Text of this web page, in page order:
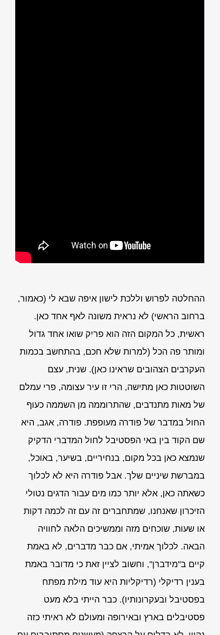
ההחלטה לפרוש וללכת לישון איפה שבא לי (כאמור,
ברחוב הראשי) לא נראית משונה לאף אחד כאן.
ראשית, כל המקום הזה הוא פריק שואו אחד גדול
ומותר פה הכל (למרות שלא חכם, בהתחשב בכמות
העקרבים הצהובים שראינו כאן). שנית, עצם
השוטטות כאן מתישה, הרי זו עיר עצומה, פרי עמלם
של מאות מתנדבים, שהתרוממה מן השממה כעוף
החול במדבר של פודרה מעופפת. פודרה, אגב, היא
שם הקוד בין באי הפסטיבל לחול המדברי הדקיק
שנמצא כאן בכל מקום, בנחיריים, בשיער, באוכל,
במברשת שיניים שלך. אבל פודרה היא לא לכלוך
כשאתה כאן, אלא יותר כמו מים עבור הדגים נטולי
הזיכרון שאנחנו, שמתחברים זה עם זה לכמה דקות
או שעות, שוכחים מזה וממשיכים הלאה לחוויה
הבאה. לכלוך אמיתי, אם כבר מדברים, לא באמת
קיים ב"מידברן", וחשוב לציין זאת כי מדובר באמת
בענין רדיקלי (רדיקליות היא עוד מילת מפתח
בפסטיבל ובעקרונותיו). כבר הייתי בלא מעט
פסטיבלים בארץ ובאירופה ומעולם לא ראיתי כזה